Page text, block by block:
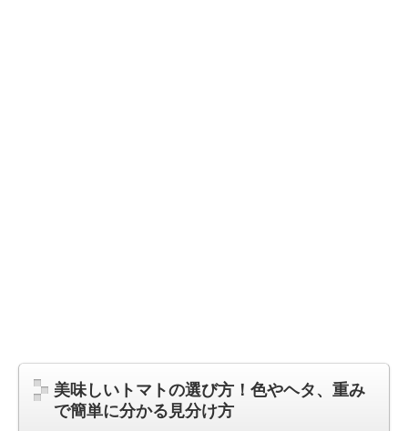
美味しいトマトの選び方！色やヘタ、重み
で簡単に分かる見分け方